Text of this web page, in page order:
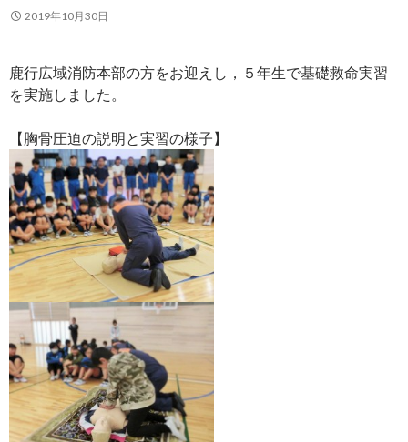
2019年10月30日
鹿行広域消防本部の方をお迎えし，５年生で基礎救命実習
を実施しました。
【胸骨圧迫の説明と実習の様子】